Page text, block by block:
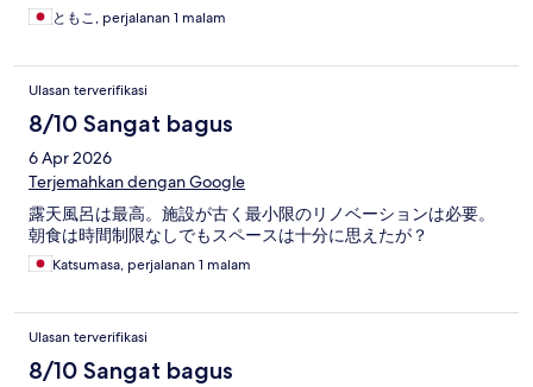
ともこ, perjalanan 1 malam
Ulasan terverifikasi
8/10 Sangat bagus
6 Apr 2026
Terjemahkan dengan Google
露天風呂は最高。施設が古く最小限のリノベーションは必要。
朝食は時間制限なしでもスペースは十分に思えたが？
Katsumasa, perjalanan 1 malam
Ulasan terverifikasi
8/10 Sangat bagus